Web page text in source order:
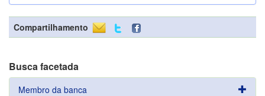
Compartilhamento
Busca facetada
Membro da banca